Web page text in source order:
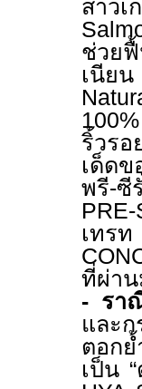
สาวเ
ช่วย
เนีย
ริ้วร
เด็ด
พรี-ซี
PRE-
เท
ที่ผ่าน
- รา
และ
ตอก
เป็น